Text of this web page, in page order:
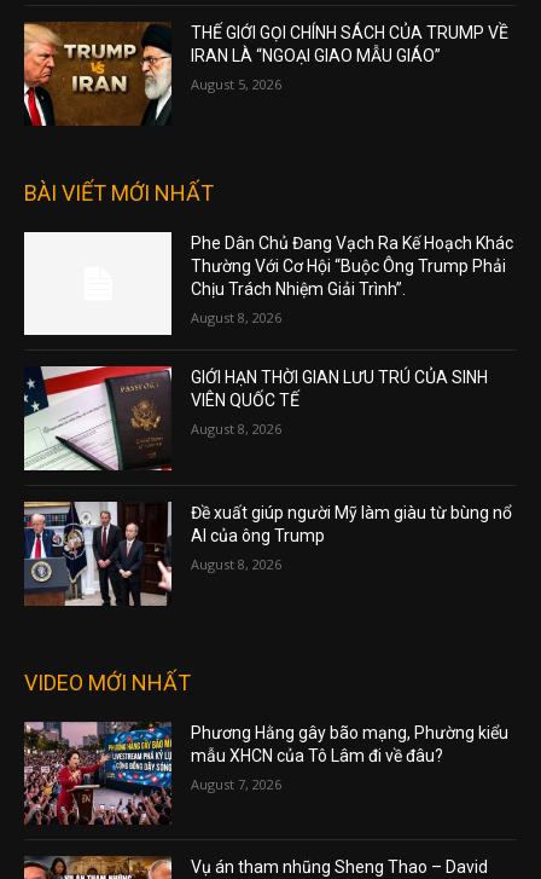
THẾ GIỚI GỌI CHÍNH SÁCH CỦA TRUMP VỀ
IRAN LÀ “NGOẠI GIAO MẪU GIÁO”
August 5, 2026
BÀI VIẾT MỚI NHẤT
Phe Dân Chủ Đang Vạch Ra Kế Hoạch Khác
Thường Với Cơ Hội “Buộc Ông Trump Phải
Chịu Trách Nhiệm Giải Trình”.
August 8, 2026
GIỚI HẠN THỜI GIAN LƯU TRÚ CỦA SINH
VIÊN QUỐC TẾ
August 8, 2026
Đề xuất giúp người Mỹ làm giàu từ bùng nổ
AI của ông Trump
August 8, 2026
VIDEO MỚI NHẤT
Phương Hằng gây bão mạng, Phường kiểu
mẫu XHCN của Tô Lâm đi về đâu?
August 7, 2026
Vụ án tham nhũng Sheng Thao – David